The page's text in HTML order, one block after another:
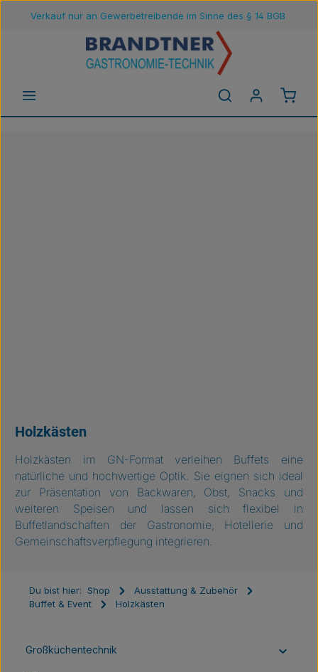
Zum Hauptinhalt springen
Verkauf nur an Gewerbetreibende im Sinne des § 14 BGB
Holzkästen
Holzkästen im GN-Format verleihen Buffets eine
natürliche und hochwertige Optik. Sie eignen sich ideal
zur Präsentation von Backwaren, Obst, Snacks und
weiteren Speisen und lassen sich flexibel in
Buffetlandschaften der Gastronomie, Hotellerie und
Gemeinschaftsverpflegung integrieren.
Du bist hier: Shop
Ausstattung & Zubehör
Buffet & Event
Holzkästen
Großküchentechnik